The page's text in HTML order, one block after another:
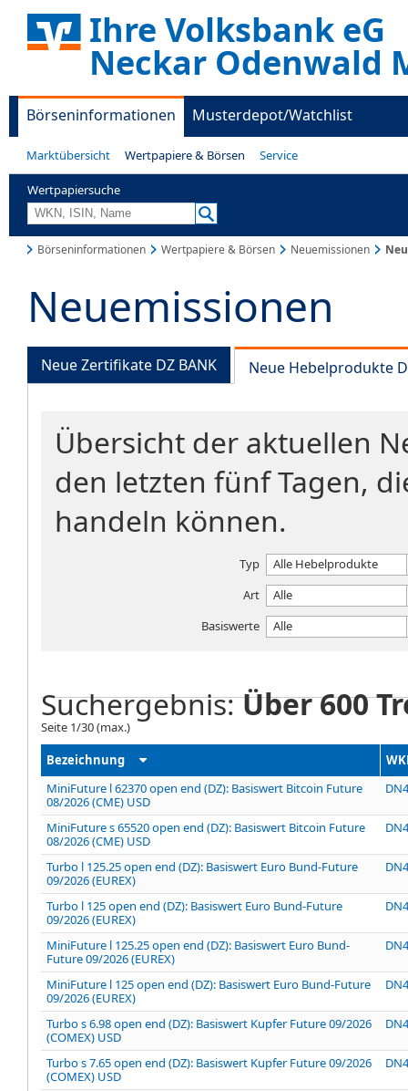
Ihre Volksbank eG
Neckar Odenwald
Börseninformationen Musterdepot/Watchlist
Marktübersicht Wertpapiere & Börsen Service
Wertpapiersuche
Börseninformationen Wertpapiere & Börsen Neuemissionen
Neuemissionen
Neue Zertifikate DZ BANK Neue Hebelprodukte
Übersicht der aktuellen
den letzten fünf Tagen,
handeln können.
Typ
Alle Hebelprodukte
Art
Alle
Basiswerte
Alle
Suchergebnis:Über 600
Seite 1/30(max.)
Bezeichnung
MiniFuture l 62370 open end (DZ): Basiswert Bitcoin Future
08/2026 (CME) USD
MiniFuture s 65520 open end (DZ): Basiswert Bitcoin Future
08/2026 (CME) USD
Turbo l 125.25 open end (DZ): Basiswert Euro Bund-Future
09/2026 (EUREX)
Turbo l 125 open end (DZ): Basiswert Euro Bund-Future
09/2026 (EUREX)
MiniFuture l 125.25 open end (DZ): Basiswert Euro Bund-
Future 09/2026 (EUREX)
MiniFuture l 125 open end (DZ): Basiswert Euro Bund-Future
09/2026 (EUREX)
Turbo s 6.98 open end (DZ): Basiswert Kupfer Future 09/2026
(COMEX) USD
Turbo s 7.65 open end (DZ): Basiswert Kupfer Future 09/2026
(COMEX) USD